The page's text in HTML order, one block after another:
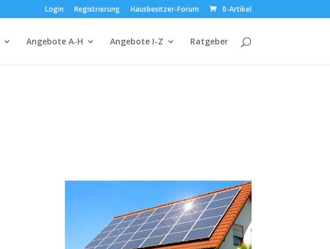
Login Registrierung Hausbesitzer-Forum 0-Artikel
Angebote A-H Angebote I-Z Ratgeber